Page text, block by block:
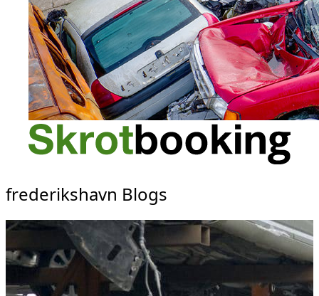
frederikshavn Blogs